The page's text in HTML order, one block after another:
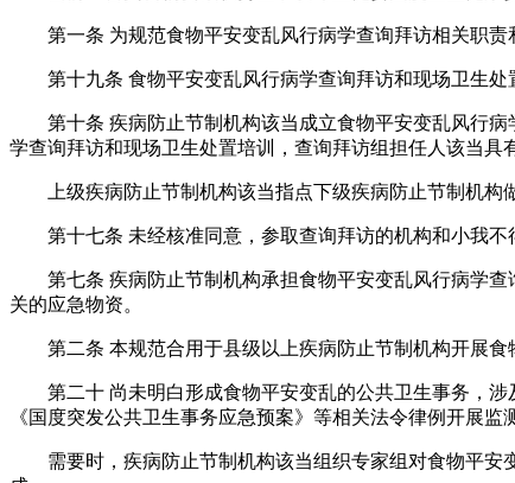
第一条 为规范食物平安变乱风行病学查询拜访相关职责
第十九条 食物平安变乱风行病学查询拜访和现场卫生处
第十条 疾病防止节制机构该当成立食物平安变乱风行病
学查询拜访和现场卫生处置培训，查询拜访组担任人该当具
上级疾病防止节制机构该当指点下级疾病防止节制机构做
第十七条 未经核准同意，参取查询拜访的机构和小我不
第七条 疾病防止节制机构承担食物平安变乱风行病学查
关的应急物资。
第二条 本规范合用于县级以上疾病防止节制机构开展食
第二十 尚未明白形成食物平安变乱的公共卫生事务，涉
《国度突发公共卫生事务应急预案》等相关法令律例开展监
需要时，疾病防止节制机构该当组织专家组对食物平安